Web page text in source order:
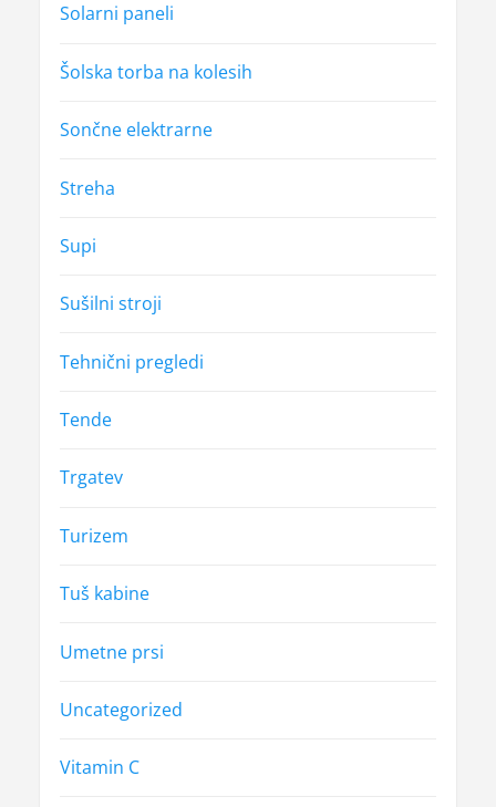
Solarni paneli
Šolska torba na kolesih
Sončne elektrarne
Streha
Supi
Sušilni stroji
Tehnični pregledi
Tende
Trgatev
Turizem
Tuš kabine
Umetne prsi
Uncategorized
Vitamin C